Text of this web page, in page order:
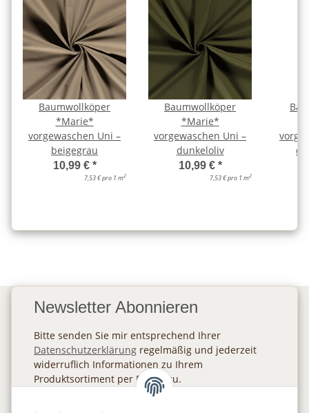
Baumwollköper
*Marie*
vorgewaschen Uni –
beigegrau
10,99 € *
7,53 € pro 1 m2
Baumwollköper
*Marie*
vorgewaschen Uni –
dunkeloliv
10,99 € *
7,53 € pro 1 m2
Newsletter Abonnieren
Bitte senden Sie mir entsprechend Ihrer
Datenschutzerklärung regelmäßig und jederzeit
widerruflich Informationen zu Ihrem
Produktsortiment per E-Mail zu.